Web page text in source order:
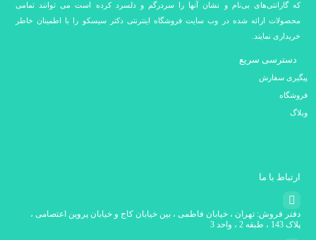
که گارانتی‌های بی‌نام و نشان آنها را سردرگم و دلسرد کرده است می توانند تمامی
محصولات ارائه شده در وب سایت فروشگاه اینترنتی دکتر سیسکو را با اطمینان خاطر
خریداری نمایند.
دسترسی سریع
پیگیری سفارش
فروشگاه
وبلاگ
ارتباط با ما
دفتر فروش: تهران ، خیابان فاطمی ، بین خیابان کاج و خیابان پروین اعتصامی ،
پلاک 143 ، طبقه 2 ، واحد 3